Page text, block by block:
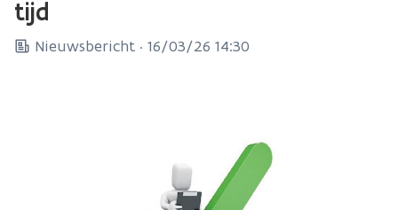
tijd
Nieuwsbericht · 16/03/26 14:30